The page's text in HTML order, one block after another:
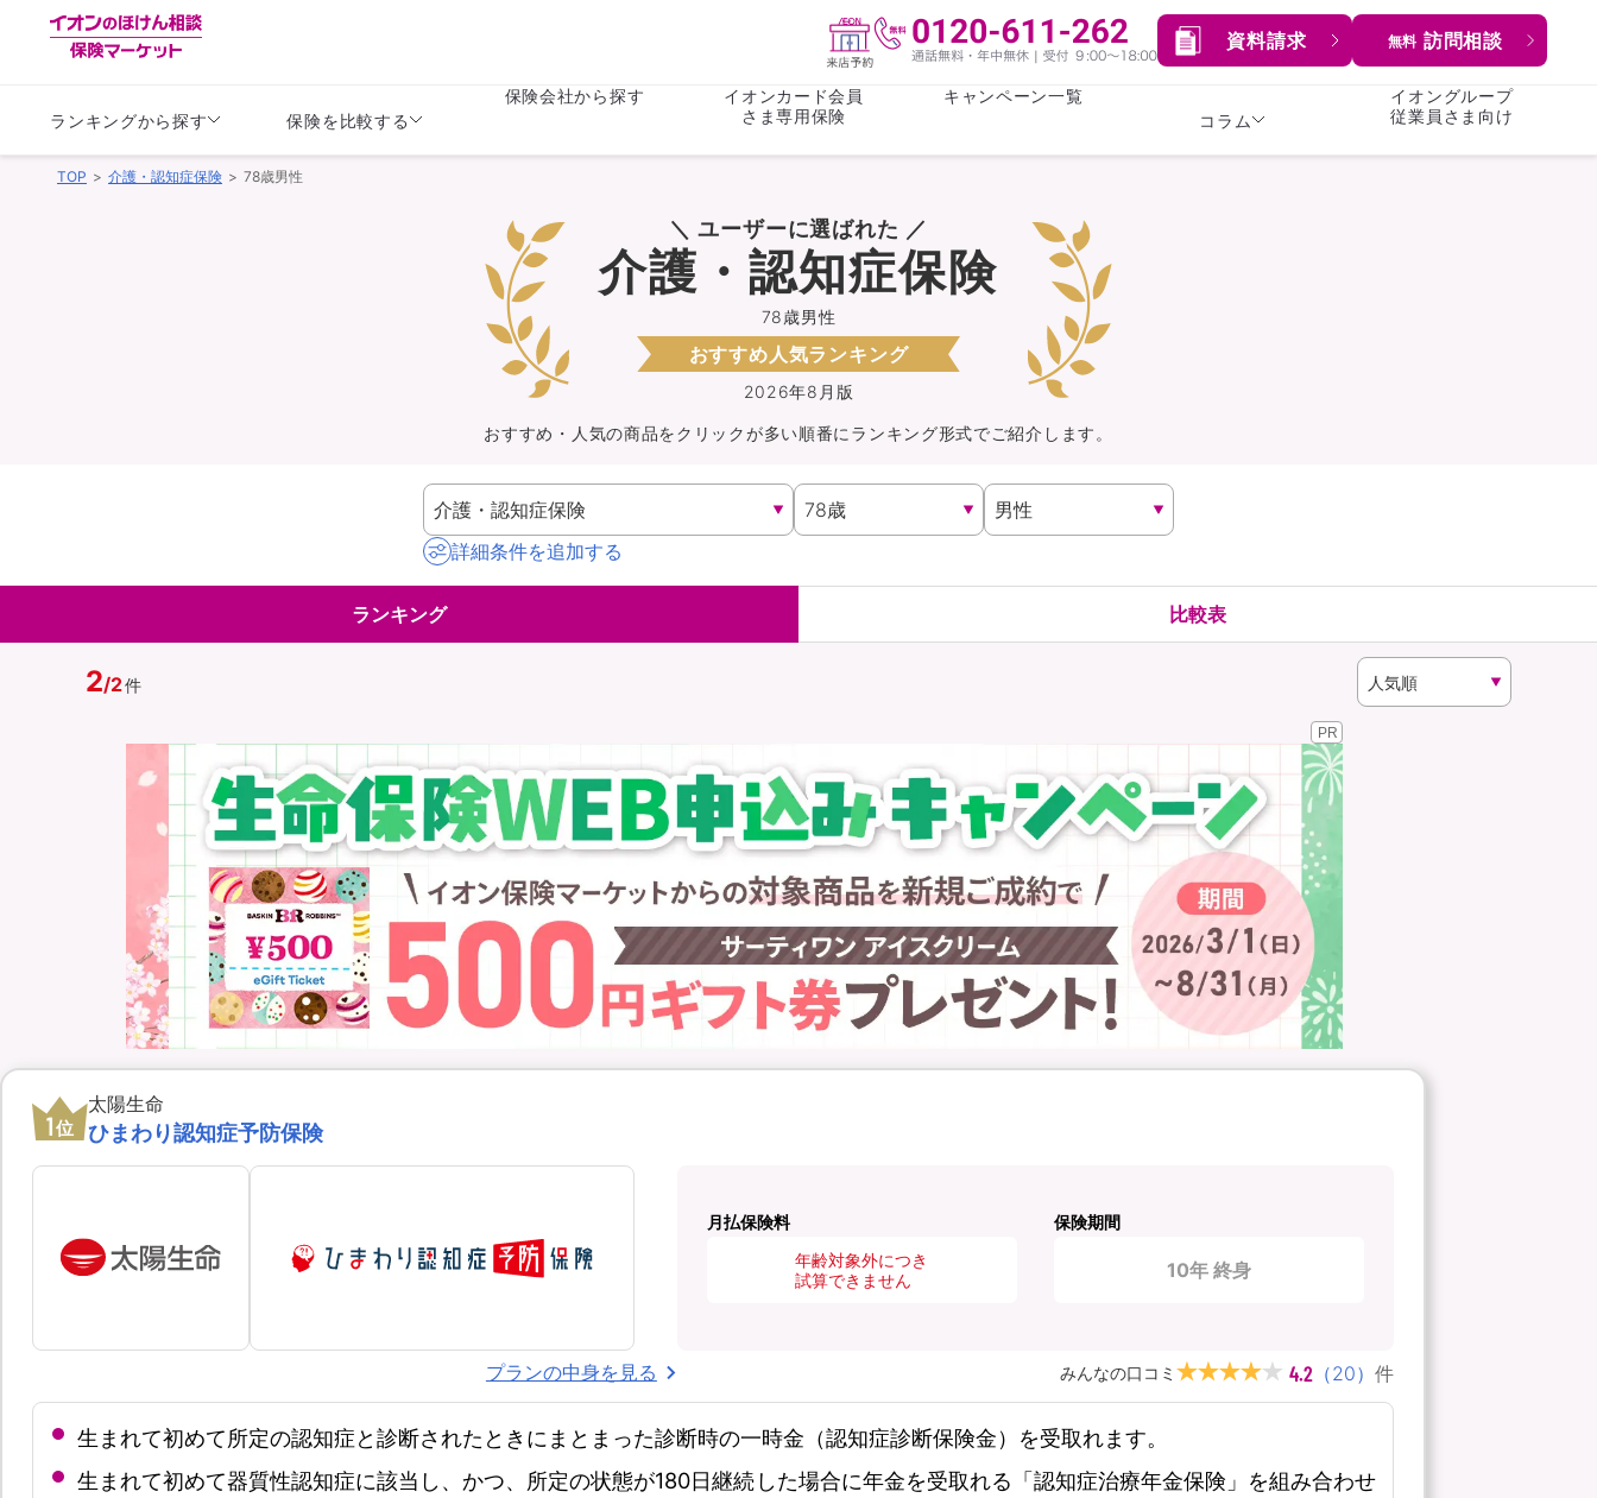
資料請求 無料 訪問相談
ランキングから探す
がん保険 女性医療保険
収入保障保険
持病がある方向け
持病がある方向け
持病がある方向け
がん保険
バイク保険 火災保険
ペット保険
スマホ保険
イオンカード会員さま
専用保険（損害保険）
WAON POINT還元型保険
保険を比較する
がん保険 女性医療保険
収入保障保険 介護・認知症保険
保険会社から探す
イオンカード会員
さま専用保険
キャンペーン一覧
コラム
ライフステージ 心配事
イオングループ
従業員さま向け
TOP 介護・認知症保険 78歳男性
＼ ユーザーに選ばれた ／
2026年8月版
78歳男性
介護・認知症保険
おすすめ人気ランキング
おすすめ・人気の商品をクリックが多い順番にランキング形式でご紹介します。
詳細条件を追加する
ランキング 比較表
2/2件
PR
1位
太陽生命
ひまわり認知症予防保険
月払保険料
年齢対象外につき
試算できません
保険期間
10年 終身
プランの中身を見る みんなの口コミ 4.2 （20） 件
生まれて初めて所定の認知症と診断されたときにまとまった診断時の一時金（認知症診断保険金）を受取れます。
生まれて初めて器質性認知症に該当し、かつ、所定の状態が180日継続した場合に年金を受取れる「認知症治療年金保険」を組み合わせ